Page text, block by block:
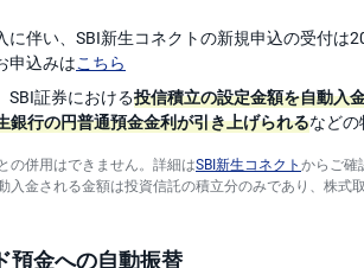
に伴い、SBI新生コネクトの新規申込の受付は
申込みはこちら
SBI証券における投信積立の設定金額を自動入
銀行の円普通預金金利が引き上げられるなど
の併用はできません。詳細はSBI新生コネクトからご確
入金される金額は投資信託の積立分のみであり、株
預金への自動振替